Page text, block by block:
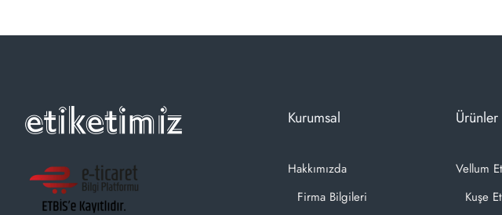
Kurumsal
Hakkımızda
Firma Bilgileri
Ürünler
Vellum
Kuşe